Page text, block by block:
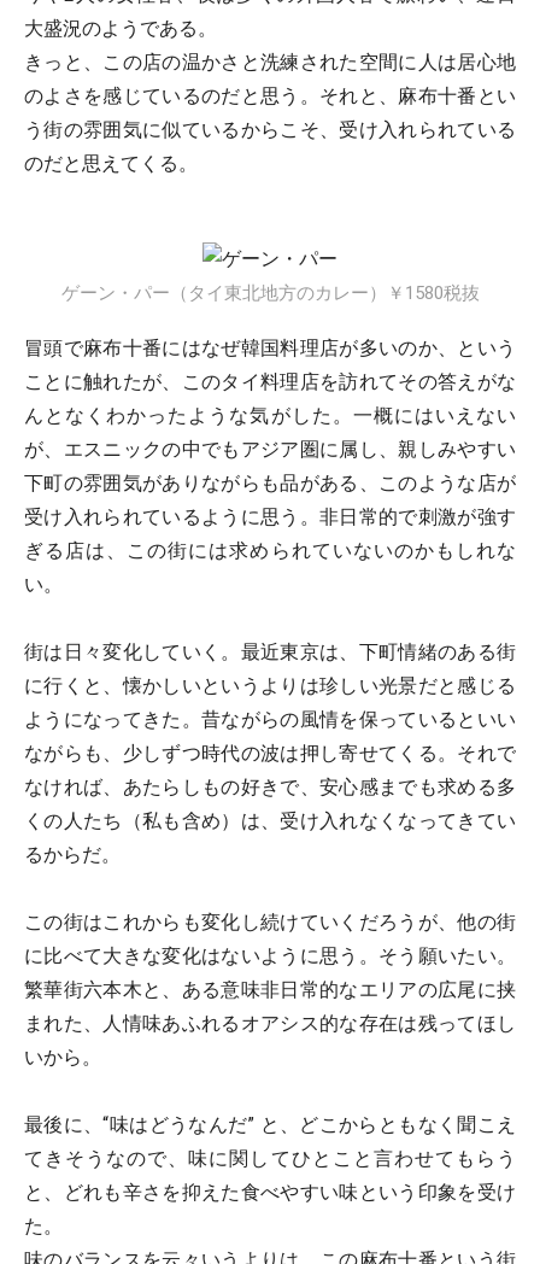
大盛況のようである。
きっと、この店の温かさと洗練された空間に人は居心地
のよさを感じているのだと思う。それと、麻布十番とい
う街の雰囲気に似ているからこそ、受け入れられている
のだと思えてくる。
ゲーン・パー（タイ東北地方のカレー）￥1580税抜
冒頭で麻布十番にはなぜ韓国料理店が多いのか、という
ことに触れたが、このタイ料理店を訪れてその答えがな
んとなくわかったような気がした。一概にはいえない
が、エスニックの中でもアジア圏に属し、親しみやすい
下町の雰囲気がありながらも品がある、このような店が
受け入れられているように思う。非日常的で刺激が強す
ぎる店は、この街には求められていないのかもしれな
い。
街は日々変化していく。最近東京は、下町情緒のある街
に行くと、懐かしいというよりは珍しい光景だと感じる
ようになってきた。昔ながらの風情を保っているといい
ながらも、少しずつ時代の波は押し寄せてくる。それで
なければ、あたらしもの好きで、安心感までも求める多
くの人たち（私も含め）は、受け入れなくなってきてい
るからだ。
この街はこれからも変化し続けていくだろうが、他の街
に比べて大きな変化はないように思う。そう願いたい。
繁華街六本木と、ある意味非日常的なエリアの広尾に挟
まれた、人情味あふれるオアシス的な存在は残ってほし
いから。
最後に、“味はどうなんだ” と、どこからともなく聞こえ
てきそうなので、味に関してひとこと言わせてもらう
と、どれも辛さを抑えた食べやすい味という印象を受け
た。